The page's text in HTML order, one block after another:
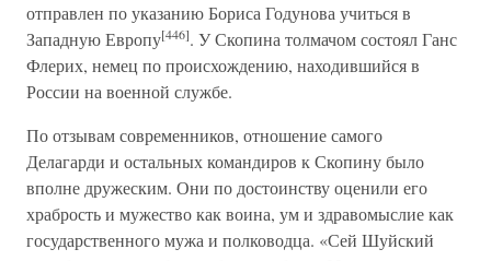
отправлен по указанию Бориса Годунова учиться в
Западную Европу[446]. У Скопина толмачом состоял Ганс
Флерих, немец по происхождению, находившийся в
России на военной службе.
По отзывам современников, отношение самого
Делагарди и остальных командиров к Скопину было
вполне дружеским. Они по достоинству оценили его
храбрость и мужество как воина, ум и здравомыслие как
государственного мужа и полководца. «Сей Шуйский